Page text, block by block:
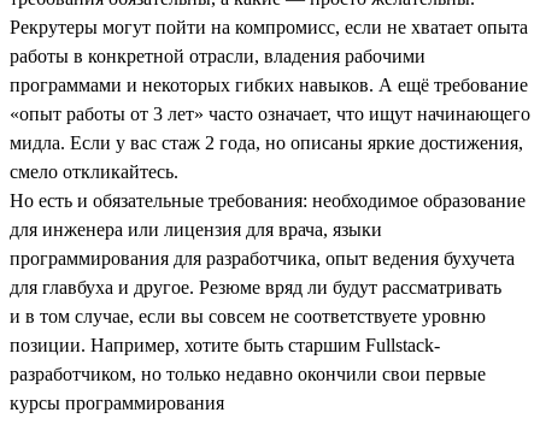
Рекрутеры могут пойти на компромисс, если не хватает опыта
работы в конкретной отрасли, владения рабочими
программами и некоторых гибких навыков. А ещё требование
«опыт работы от 3 лет» часто означает, что ищут начинающего
мидла. Если у вас стаж 2 года, но описаны яркие достижения,
смело откликайтесь.
Но есть и обязательные требования: необходимое образование
для инженера или лицензия для врача, языки
программирования для разработчика, опыт ведения бухучета
для главбуха и другое. Резюме вряд ли будут рассматривать
и в том случае, если вы совсем не соответствуете уровню
позиции. Например, хотите быть старшим Fullstack-
разработчиком, но только недавно окончили свои первые
курсы программирования